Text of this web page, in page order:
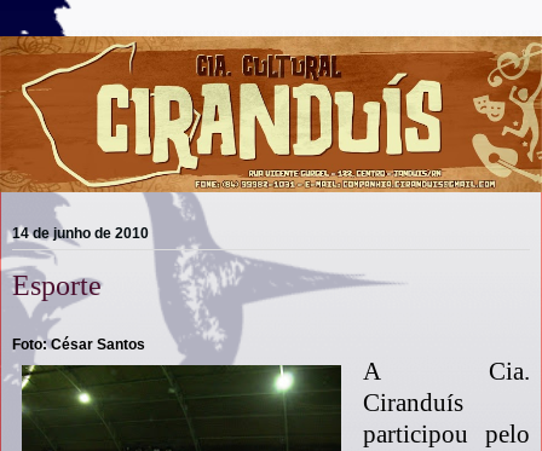
14 de junho de 2010
Esporte
Foto: César Santos
A Cia.
Ciranduís
participou pelo